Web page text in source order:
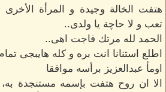
هتفت الخالة وجيدة و المرأة
تعب و لا حاچة يا ولدى..
الحمد لله مرتك فاجت اهى..
اطلع استنانا انت بره و كله هايبجى
اومأ عبدالعزيز برأسه موافقا
الا ان روح هتفت بإسمه مستنجدة